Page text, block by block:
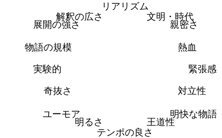
リアリズム
文明・時代
親密さ
熱血
緊張感
対立性
明快な物語
王道性
テンポの良さ
明るさ
ユーモア
奇抜さ
実験的
物語の規模
展開の強さ
解釈の広さ